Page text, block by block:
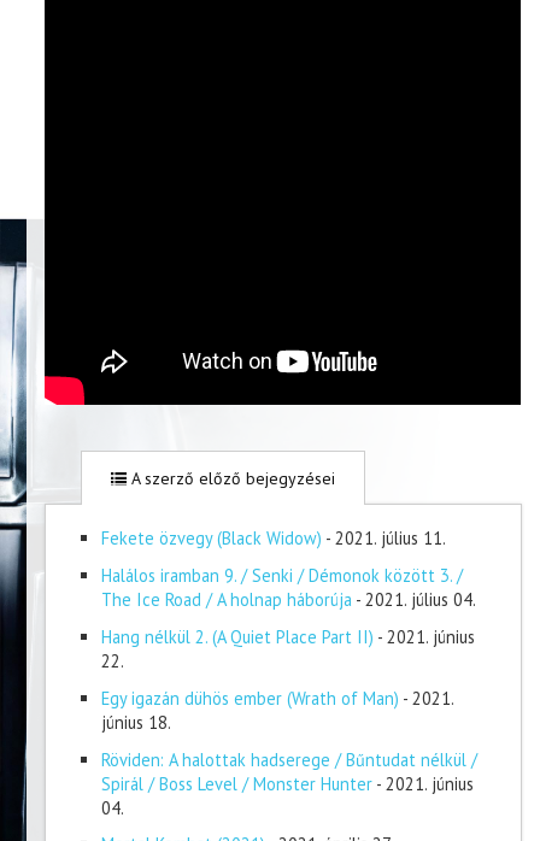
A szerző előző bejegyzései
Fekete özvegy (Black Widow) - 2021. július 11.
Halálos iramban 9. / Senki / Démonok között 3. /
The Ice Road / A holnap háborúja - 2021. július 04.
Hang nélkül 2. (A Quiet Place Part II) - 2021. június
22.
Egy igazán dühös ember (Wrath of Man) - 2021.
június 18.
Röviden: A halottak hadserege / Bűntudat nélkül /
Spirál / Boss Level / Monster Hunter - 2021. június
04.